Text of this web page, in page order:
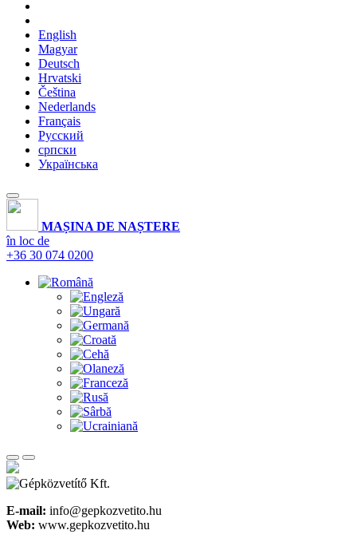
English
Magyar
Deutsch
Hrvatski
Čeština
Nederlands
Français
Русский
српски
Українська
MAȘINA DE NAȘTERE
în loc de
+36 30 074 0200
E-mail: info@gepkozvetito.hu
Web: www.gepkozvetito.hu